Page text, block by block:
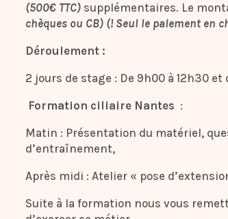
(500€ TTC) supplémentaires. Le
chèques ou CB) (! Seul le paiement en
Déroulement :
2 jours de stage : De 9h00 à 12h30 et
Formation ciliaire Nantes :
Matin : Présentation du matériel,
d’entraînement,
Après midi : Atelier « pose
Suite à la formation nous vous